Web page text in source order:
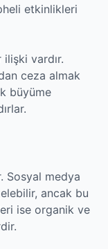
etkinlikleri
vardır.
ceza almak
büyüme
Sosyal medya
ancak bu
ise organik ve